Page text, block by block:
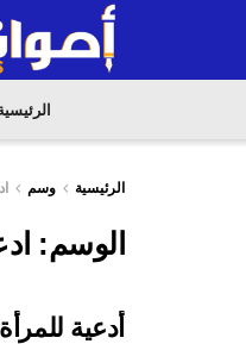
الرئيسية وسم
الوسم:
أدعية